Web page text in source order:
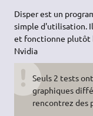
Disper est un
simple d'utilisation.
et fonctionne plutôt
Nvidia
Seuls 2 tests
graphiques
rencontrez des